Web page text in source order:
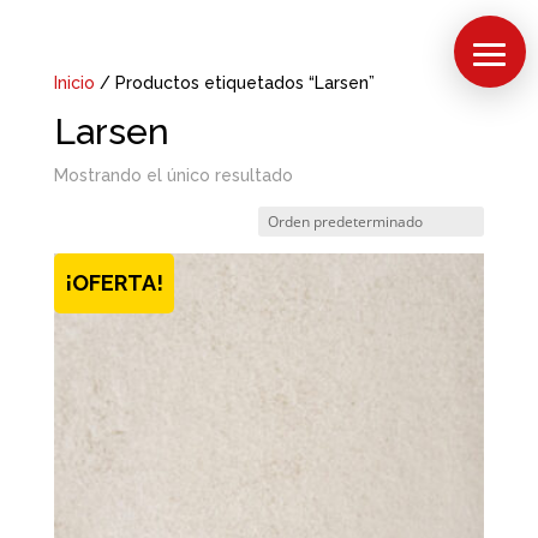
Inicio / Productos etiquetados “Larsen”
Larsen
Mostrando el único resultado
¡OFERTA!